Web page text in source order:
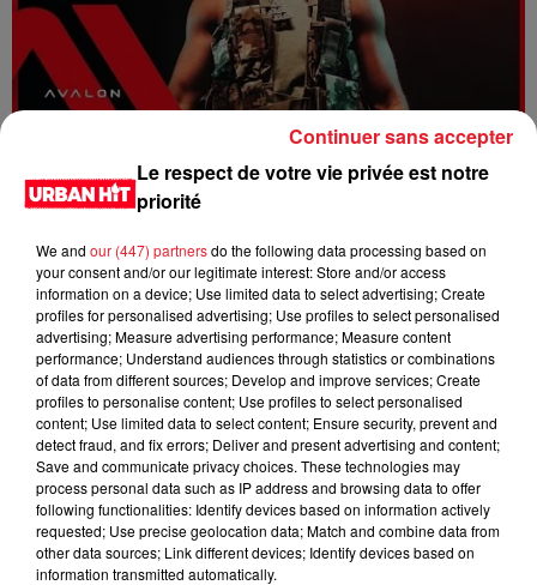
FOLA & Victony - golibe
Le respect de votre vie privée est notre
priorité
We and our (447) partnersdo the following data processing based on
your consent and/or our legitimate interest: Store and/or access
information on a device; Use limited data to select advertising; Create
profiles for personalised advertising; Use profiles to select personalised
advertising; Measure advertising performance; Measure content
performance; Understand audiences through statistics or combinations
of data from different sources; Develop and improve services; Create
profiles to personalise content; Use profiles to select personalised
content; Use limited data to select content; Ensure security, prevent and
detect fraud, and fix errors; Deliver and present advertising and content;
Save and communicate privacy choices. These technologies may
process personal data such as IP address and browsing data to offer
following functionalities: Identify devices based on information actively
requested; Use precise geolocation data; Match and combine data from
other data sources; Link different devices; Identify devices based on
information transmitted automatically.
Continuer sans accepter